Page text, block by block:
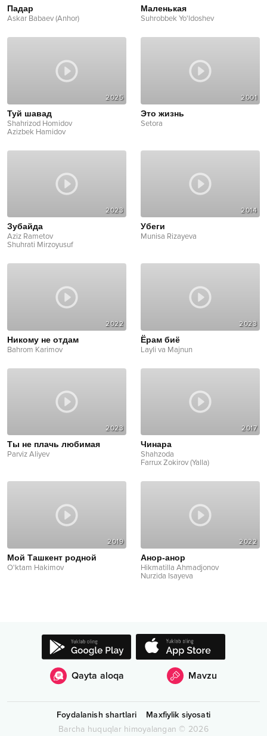
Падар
Askar Babaev (Anhor)
Маленькая
Suhrobbek Yo'ldoshev
2025
Туй шавад
Shahrizod Homidov
Azizbek Hamidov
2001
Это жизнь
Setora
2023
Зубайда
Aziz Rametov
Shuhrati Mirzoyusuf
2014
Убеги
Munisa Rizayeva
2022
Никому не отдам
Bahrom Karimov
2023
Ёрам биё
Layli va Majnun
2023
Ты не плачь любимая
Parviz Aliyev
2017
Чинара
Shahzoda
Farrux Zokirov (Yalla)
2019
Мой Ташкент родной
O'ktam Hakimov
2022
Анор-анор
Hikmatilla Ahmadjonov
Nurzida Isayeva
Qayta aloqa Mavzu
Foydalanish shartlari
Maxfiylik siyosati
Barcha huquqlar himoyalangan © 2026